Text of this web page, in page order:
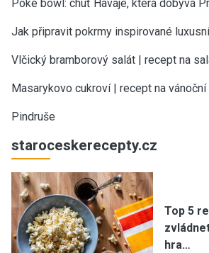
Poke bowl: chuť Havaje, která dobývá
Jak připravit pokrmy inspirované
Vlčický bramborový salát | recept na
Masarykovo cukroví | recept na
Pindruše
staroceskerecepty.cz
Top 5
hra…